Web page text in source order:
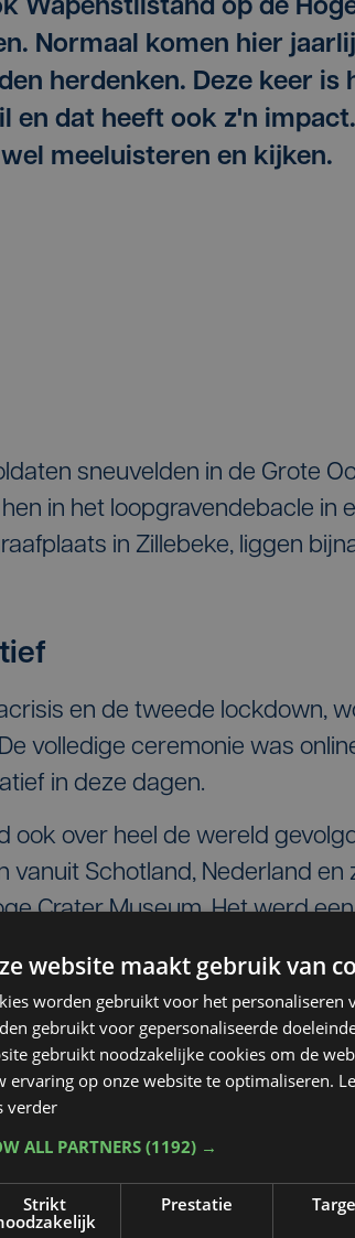
Wapenstilstand op de
Normaal komen hier
herdenken. Deze keer is
en dat heeft ook z'n
meeluisteren en kijken.
sneuvelden in de Grote
in het loopgravendebacle in
in Zillebeke, liggen
en de tweede lockdown,
volledige ceremonie was
in deze dagen.
ook over heel de wereld
vanuit Schotland, Nederland en
Crater Museum. Het werd
gesneuvelde soldaten aan
website maakt gebruik van
worden gebruikt voor het personaliseren
gebruikt voor gepersonaliseerde
gebruikt noodzakelijke cookies om de
ervaring op onze website te optimaliseren.
verder
ALL PARTNERS (1192) →
Strikt
Prestatie